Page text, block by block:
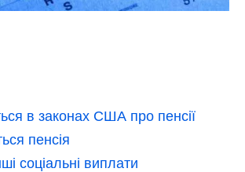
в законах США про пенсії
пенсія
соціальні виплати